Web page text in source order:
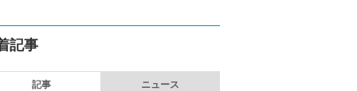
記事
記事 ニュース